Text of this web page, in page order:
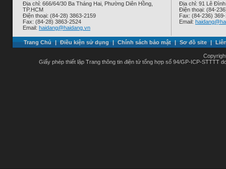
Địa chỉ: 666/64/30 Ba Tháng Hai, Phường Diên Hồng,
TP.HCM
Điện thoại: (84-28) 3863-2159
Fax: (84-28) 3863-2524
Email: haidang@haidang.vn
Địa chỉ: 91 Lê
Điện thoại: (84-
Fax: (84-236)
Email:
Trang Chủ | Điều kiện sử dụng | Chính sách bảo mật | Sơ đồ site |
Giấy phép thiết lập Trang thông tin điện tử tổng hợp số 94/GP-ICP-STTTT